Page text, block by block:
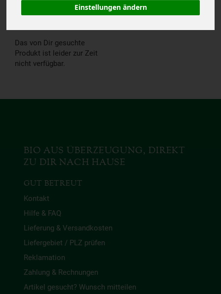
Einstellungen ändern
ERFÜGBAR.
Das von Dir gesuchte
Produkt ist leider zur Zeit
nicht verfügbar.
BIO AUS ÜBERZEUGUNG, DIREKT
ZU DIR NACH HAUSE
GUT BETREUT
Kontakt
Hilfe & FAQ
Lieferung & Versandkosten
Liefergebiet / PLZ prüfen
Reklamation
Zahlung & Rechnungen
Artikel gesucht? Wunsch mitteilen